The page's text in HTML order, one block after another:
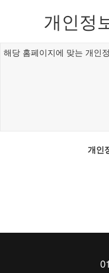
개인정
개인